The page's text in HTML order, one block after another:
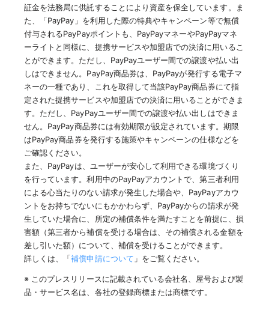
証金を法務局に供託することにより資産を保全しています。ま
た、「PayPay」を利用した際の特典やキャンペーン等で無償
付与されるPayPayポイントも、PayPayマネーやPayPayマネ
ーライトと同様に、提携サービスや加盟店での決済に用いるこ
とができます。ただし、PayPayユーザー間での譲渡や払い出
しはできません。PayPay商品券は、PayPayが発行する電子マ
ネーの一種であり、これを取得して当該PayPay商品券にて指
定された提携サービスや加盟店での決済に用いることができま
す。ただし、PayPayユーザー間での譲渡や払い出しはできま
せん。PayPay商品券には有効期限が設定されています。期限
はPayPay商品券を発行する施策やキャンペーンの仕様などを
ご確認ください。
また、PayPayは、ユーザーが安心して利用できる環境づくり
を行っています。利用中のPayPayアカウントで、第三者利用
による心当たりのない請求が発生した場合や、PayPayアカウ
ントをお持ちでないにもかかわらず、PayPayからの請求が発
生していた場合に、所定の補償条件を満たすことを前提に、損
害額（第三者から補償を受ける場合は、その補償される金額を
差し引いた額）について、補償を受けることができます。
詳しくは、「補償申請について 」をご覧ください。
※ このプレスリリースに記載されている会社名、屋号および製
品・サービス名は、各社の登録商標または商標です。